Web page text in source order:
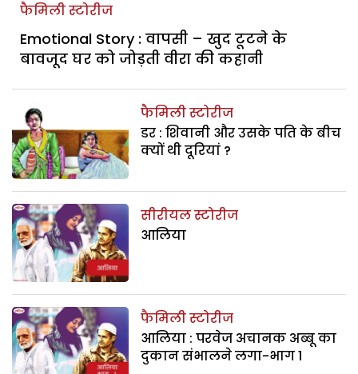
फैमिली स्टोरीज
Emotional Story : वापसी – खुद टूटने के
बावजूद घर को जोड़ती वीरा की कहानी
फैमिली स्टोरीज
डर : शिवानी और उसके पति के बीच
क्यों थी दूरियां ?
सीरीयल स्टोरीज
आलिया
फैमिली स्टोरीज
आलिया : परवेज अचानक अब्बू का
दुकान संभालने लगा-भाग 1